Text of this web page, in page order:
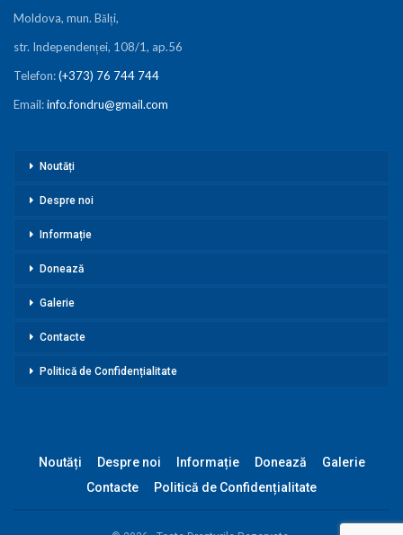
Moldova, mun. Bălți,
str. Independenței, 108/1, ap.56
Telefon:(+373) 76 744 744
Email:info.fondru@gmail.com
Noutăți
Despre noi
Informație
Donează
Galerie
Contacte
Politică de Confidențialitate
Noutăți Despre noi Informație Donează
Galerie
Contacte
Politică de Confidențialitate